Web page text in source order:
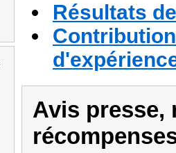
Résultats
Avis presse,